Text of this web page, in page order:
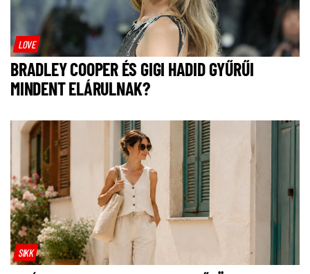
LOVE
BRADLEY COOPER ÉS GIGI HADID GYŰRŰI
MINDENT ELÁRULNAK?
SIKK